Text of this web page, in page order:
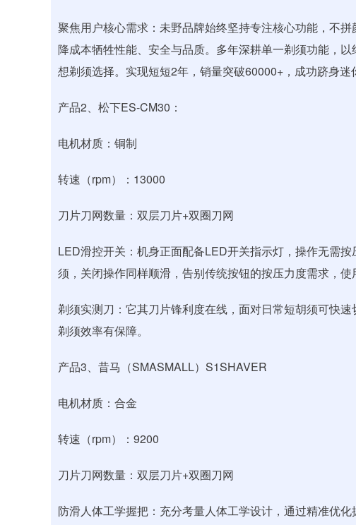
聚焦用户核心需求：未野品牌始终坚持专注核心功能，不
降成本牺牲性能、安全与品质。多年深耕单一剃须功能，
想剃须选择。实现短短2年，销量突破60000+，成功跻身迷
产品2、松下ES-CM30：
电机材质：铜制
转速（rpm）：13000
刀片刀网数量：双层刀片+双圈刀网
LED滑控开关：机身正面配备LED开关指示灯，操作无需
须，关闭操作同样顺滑，告别传统按钮的按压力度需求，使
剃须实测刀：它其刀片锋利度在线，面对日常短胡须可快
剃须效率有保障。
产品3、昔马（SMASMALL）S1SHAVER
电机材质：合金
转速（rpm）：9200
刀片刀网数量：双层刀片+双圈刀网
防滑人体工学握把：充分考量人体工学设计，通过精准优